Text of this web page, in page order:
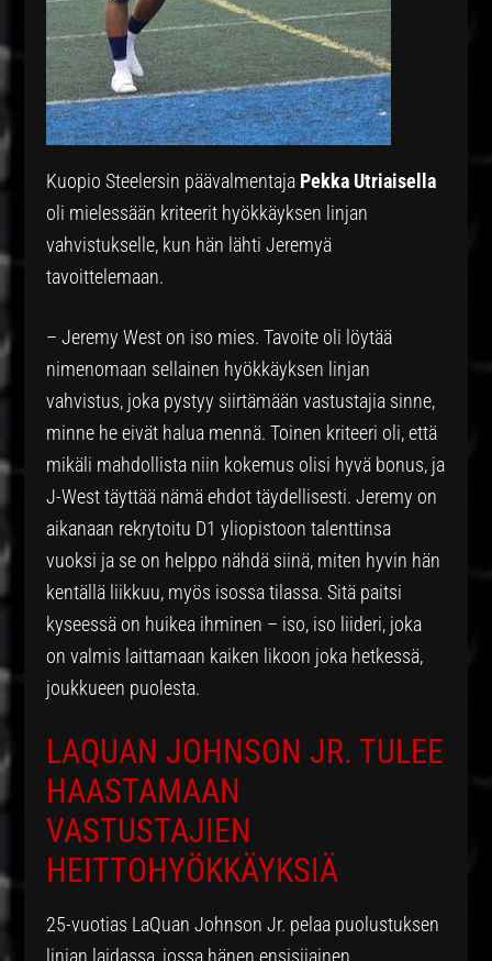
Kuopio Steelersin päävalmentaja Pekka Utriaisella
oli mielessään kriteerit hyökkäyksen linjan
vahvistukselle, kun hän lähti Jeremyä
tavoittelemaan.
– Jeremy West on iso mies. Tavoite oli löytää
nimenomaan sellainen hyökkäyksen linjan
vahvistus, joka pystyy siirtämään vastustajia sinne,
minne he eivät halua mennä. Toinen kriteeri oli, että
mikäli mahdollista niin kokemus olisi hyvä bonus, ja
J-West täyttää nämä ehdot täydellisesti. Jeremy on
aikanaan rekrytoitu D1 yliopistoon talenttinsa
vuoksi ja se on helppo nähdä siinä, miten hyvin hän
kentällä liikkuu, myös isossa tilassa. Sitä paitsi
kyseessä on huikea ihminen – iso, iso liideri, joka
on valmis laittamaan kaiken likoon joka hetkessä,
joukkueen puolesta.
LAQUAN JOHNSON JR. TULEE
HAASTAMAAN
VASTUSTAJIEN
HEITTOHYÖKKÄYKSIÄ
25-vuotias LaQuan Johnson Jr. pelaa puolustuksen
linjan laidassa, jossa hänen ensisijainen